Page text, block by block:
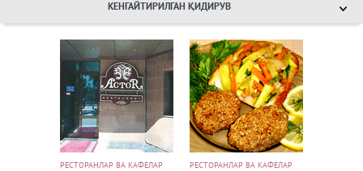
КЕНГАЙТИРИЛГАН ҚИДИРУВ
РЕСТОРАНЛАР ВА КАФЕЛАР РЕСТОРАНЛАР ВА КАФЕЛАР